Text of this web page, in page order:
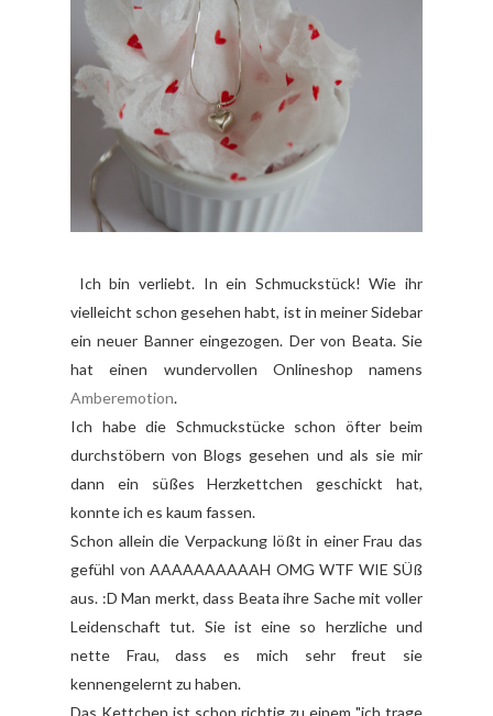
Ich bin verliebt. In ein Schmuckstück! Wie ihr
vielleicht schon gesehen habt, ist in meiner Sidebar
ein neuer Banner eingezogen. Der von Beata. Sie
hat einen wundervollen Onlineshop namens
Amberemotion.
Ich habe die Schmuckstücke schon öfter beim
durchstöbern von Blogs gesehen und als sie mir
dann ein süßes Herzkettchen geschickt hat,
konnte ich es kaum fassen.
Schon allein die Verpackung lößt in einer Frau das
gefühl von AAAAAAAAAAH OMG WTF WIE SÜß
aus. :D Man merkt, dass Beata ihre Sache mit voller
Leidenschaft tut. Sie ist eine so herzliche und
nette Frau, dass es mich sehr freut sie
kennengelernt zu haben.